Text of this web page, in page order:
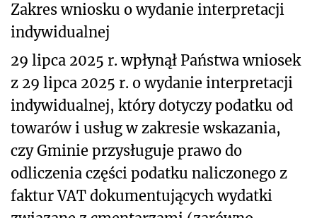
Zakres wniosku o wydanie interpretacji
indywidualnej
29 lipca 2025 r. wpłynął Państwa wniosek
z 29 lipca 2025 r. o wydanie interpretacji
indywidualnej, który dotyczy podatku od
towarów i usług w zakresie wskazania,
czy Gminie przysługuje prawo do
odliczenia części podatku naliczonego z
faktur VAT dokumentujących wydatki